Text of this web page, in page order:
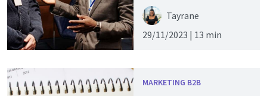
Tayrane
29/11/2023 | 13 min
MARKETING B2B